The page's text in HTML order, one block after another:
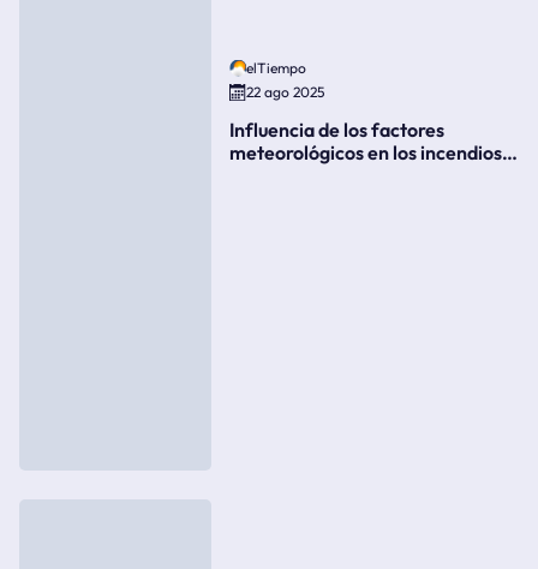
elTiempo
22 ago 2025
Influencia de los factores
meteorológicos en los incendios